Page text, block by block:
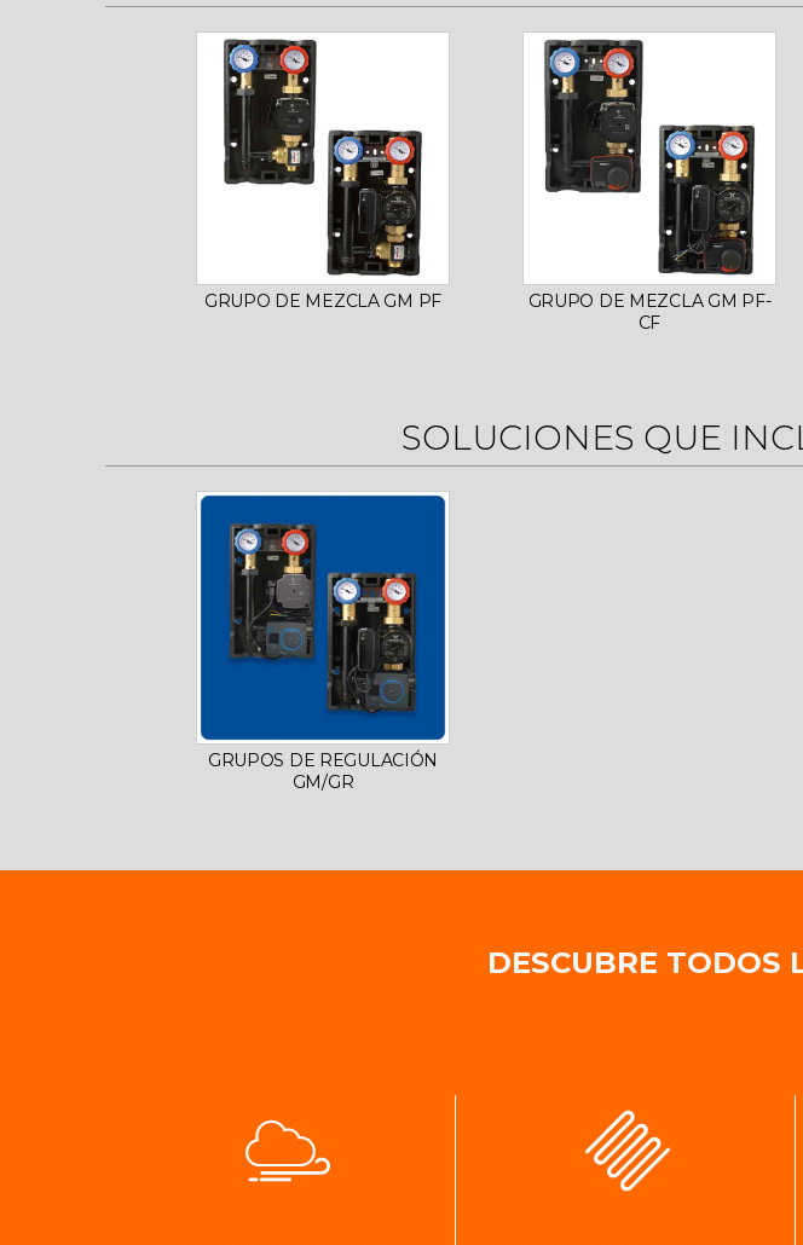
GRUPO DE MEZCLA GM PF
GRUPO DE MEZCLA GM PF-
CF
SOLUCIONES QUE
GRUPOS DE REGULACIÓN
GM/GR
DESCUBRE TODOS